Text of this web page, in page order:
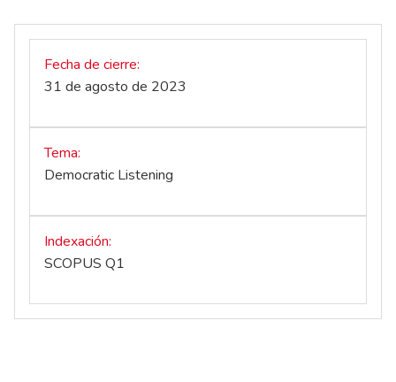
Fecha de cierre
31 de agosto de 2023
Tema
Democratic Listening
Indexación
SCOPUS Q1